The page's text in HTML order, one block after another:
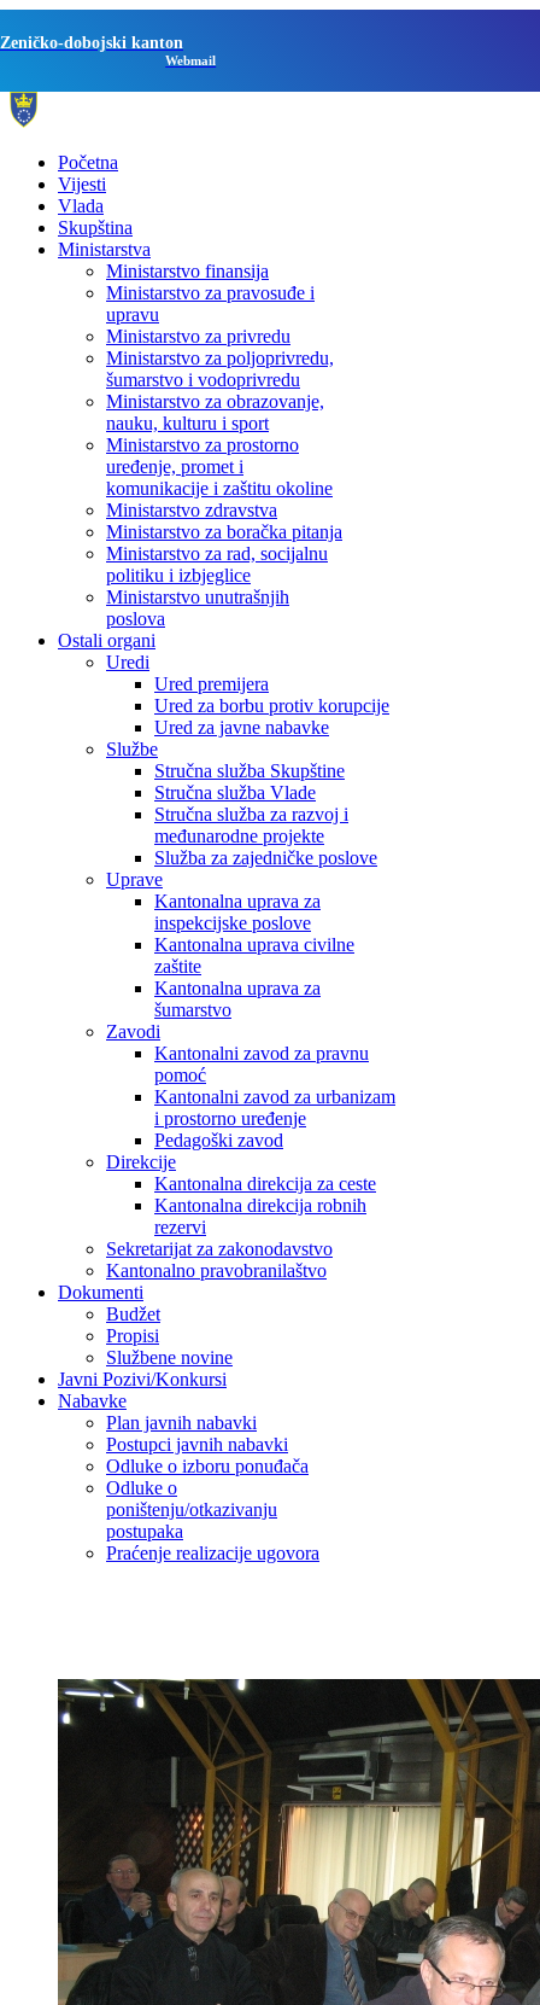
Zeničko-dobojski kanton
Webmail
Početna
Vijesti
Vlada
Skupština
Ministarstva
Ministarstvo finansija
Ministarstvo za pravosuđe i
upravu
Ministarstvo za privredu
Ministarstvo za poljoprivredu,
šumarstvo i vodoprivredu
Ministarstvo za obrazovanje,
nauku, kulturu i sport
Ministarstvo za prostorno
uređenje, promet i
komunikacije i zaštitu okoline
Ministarstvo zdravstva
Ministarstvo za boračka pitanja
Ministarstvo za rad, socijalnu
politiku i izbjeglice
Ministarstvo unutrašnjih
poslova
Ostali organi
Uredi
Ured premijera
Ured za borbu protiv korupcije
Ured za javne nabavke
Službe
Stručna služba Skupštine
Stručna služba Vlade
Stručna služba za razvoj i
međunarodne projekte
Služba za zajedničke poslove
Uprave
Kantonalna uprava za
inspekcijske poslove
Kantonalna uprava civilne
zaštite
Kantonalna uprava za
šumarstvo
Zavodi
Kantonalni zavod za pravnu
pomoć
Kantonalni zavod za urbanizam
i prostorno uređenje
Pedagoški zavod
Direkcije
Kantonalna direkcija za ceste
Kantonalna direkcija robnih
rezervi
Sekretarijat za zakonodavstvo
Kantonalno pravobranilaštvo
Dokumenti
Budžet
Propisi
Službene novine
Javni Pozivi/Konkursi
Nabavke
Plan javnih nabavki
Postupci javnih nabavki
Odluke o izboru ponuđača
Odluke o
poništenju/otkazivanju
postupaka
Praćenje realizacije ugovora